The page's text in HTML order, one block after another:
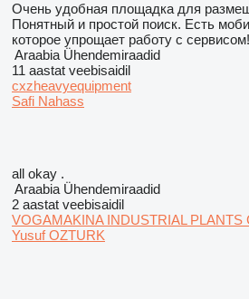
Очень удобная площадка для
Понятный и простой поиск. Есть
которое упрощает работу с сервисом!
Araabia Ühendemiraadid
11 aastat veebisaidil
cxzheavyequipment
Safi Nahass
all okay .
Araabia Ühendemiraadid
2 aastat veebisaidil
VOGAMAKINA INDUSTRIAL PLANTS
Yusuf OZTURK